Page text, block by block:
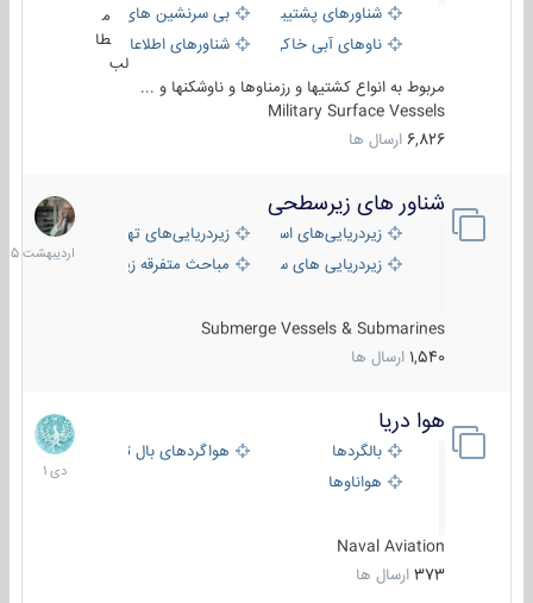
شناورهای پشتیبانی
بی سرنشین های دریایی
ناوهای آبی خاکی و نیروبرشناورهای اطلاعاتی و جاسوسی
طا
لب
مربوط به انواع کشتیها و رزمناوها و ناوشکنها و ...
Military Surface Vessels
6,826 ارسال ها
شناور های زیرسطحی
زیردریایی‌های استراتژیکزیردریایی‌های تهاجمی
زیردریایی های سبک
مباحث متفرقه زیرسطحی
Submerge Vessels & Submarines
1,540 ارسال ها
31
1405
هوا دریا
بالگردها
هواگردهای بال ثابت
هواناوها
Naval Aviation
373 ارسال ها
12
دی
1401